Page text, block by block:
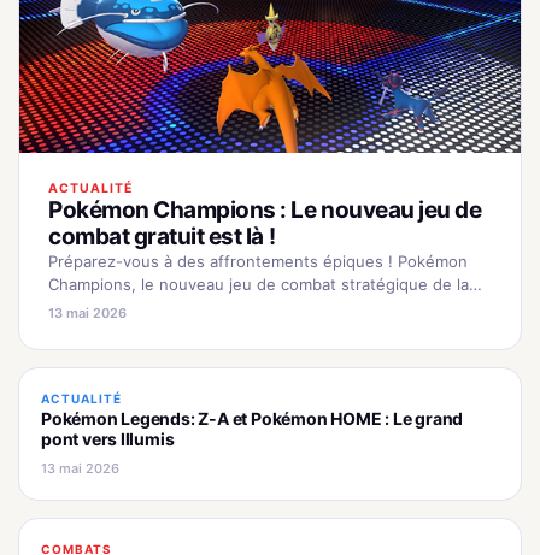
ACTUALITÉ
Pokémon Champions : Le nouveau jeu de
combat gratuit est là !
Préparez-vous à des affrontements épiques ! Pokémon
Champions, le nouveau jeu de combat stratégique de la
licence, est désormais disponible gratuitement sur
13 mai 2026
ACTUALITÉ
Pokémon Legends: Z-A et Pokémon HOME : Le grand
pont vers Illumis
13 mai 2026
COMBATS